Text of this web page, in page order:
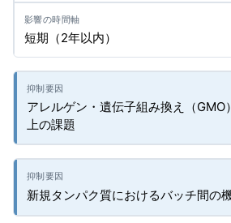
短期（2年以内）
アレルゲン・遺伝子組み換え（GMO
上の課題
新規タンパク質におけるバッチ間の